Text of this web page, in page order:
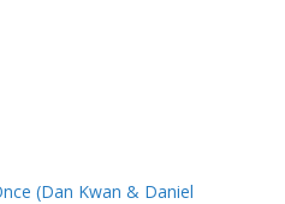
(Dan Kwan & Daniel